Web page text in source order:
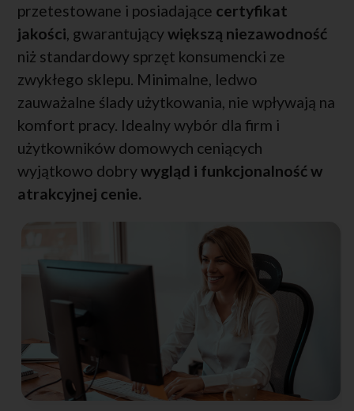
przetestowane i posiadające certyfikat
jakości, gwarantującywiększą niezawodność
niż standardowy sprzęt konsumencki ze
zwykłego sklepu. Minimalne, ledwo
zauważalne ślady użytkowania, nie wpływają na
komfort pracy. Idealny wybór dla firm i
użytkowników domowych ceniących
wyjątkowo dobrywygląd i funkcjonalność w
atrakcyjnej cenie.